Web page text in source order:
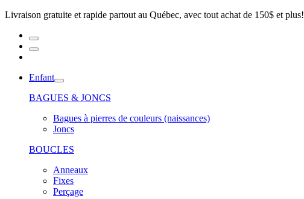
Livraison gratuite et rapide partout au Québec, avec tout achat de 150$ et plus!
Enfant
BAGUES & JONCS
Bagues à pierres de couleurs (naissances)
Joncs
BOUCLES
Anneaux
Fixes
Perçage